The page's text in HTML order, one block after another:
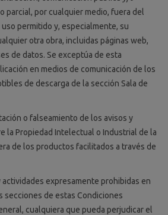
parcial, por cualquier medio, fuera del
permitido y, especialmente, su
otra obra, incluidas páginas web,
de datos. Se exceptúa de esta
en medios de comunicación de los
de descarga de la sección Sala de
o falseamiento de los avisos y
la Propiedad Intelectual o Industrial de la
de los productos facilitados a través de
actividades expresamente prohibidas en
secciones de estas Condiciones
cualquiera que pueda perjudicar el